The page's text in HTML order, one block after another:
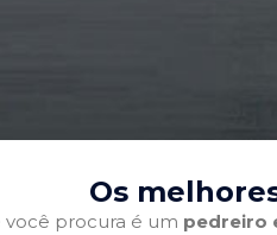
Os
você procura é um pedreiro